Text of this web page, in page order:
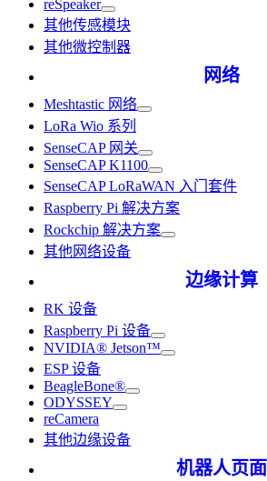
reSpeaker
其他传感模块
其他微控制器
网络
Meshtastic 网络
LoRa Wio 系列
SenseCAP 网关
SenseCAP K1100
SenseCAP LoRaWAN 入门套件
Raspberry Pi 解决方案
Rockchip 解决方案
其他网络设备
边缘计算
RK 设备
Raspberry Pi 设备
NVIDIA® Jetson™
ESP 设备
BeagleBone®
ODYSSEY
reCamera
其他边缘设备
机器人页面